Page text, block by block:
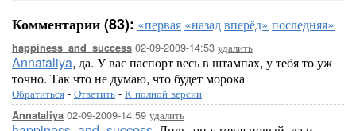
Комментарии (83): «первая «назадвперёд» последняя»
happiness_and_success 02-09-2009-14:53 удалить
Annataliya, да. У вас паспорт весь в штампах, у тебя то уж
точно. Так что не думаю, что будет морока
Обратиться - Ответить - К полной версии
Annataliya 02-09-2009-14:59 удалить